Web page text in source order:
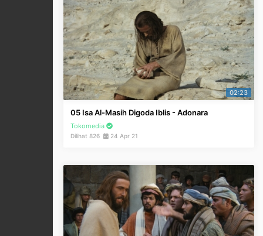
02:23
05 Isa Al-Masih Digoda Iblis - Adonara
Tokomedia
Dilihat 826 24 Apr 21